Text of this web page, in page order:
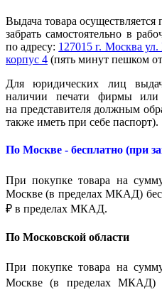
Выдача товара
забрать самостоятельно в
по адресу: 127015 г. Москва
корпус 4 (пять минут пешком
Для юридических лиц
наличии печати фирмы или
на представителя должным
также иметь при себе паспорт).
По Москве - бесплатно (при
При покупке товара на
Москве (в пределах МКАД)
₽ в пределах МКАД.
По Московской области
При покупке товара на
Москве (в пределах МКАД)